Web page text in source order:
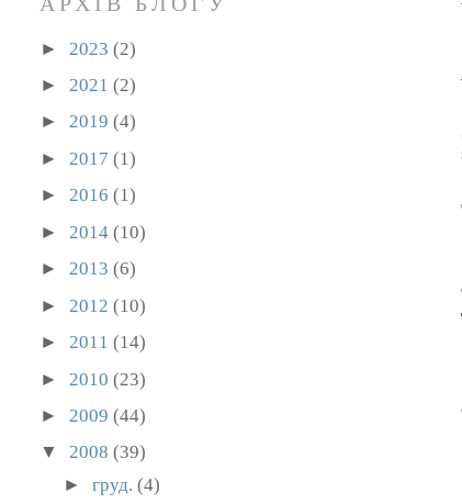
► 2023(2)
►2021(2)
►2019(4)
►2017(1)
►2016(1)
► 2014(10)
►2013(6)
► 2012(10)
►2011(14)
► 2010(23)
►2009(44)
▼2008(39)
► груд. (4)